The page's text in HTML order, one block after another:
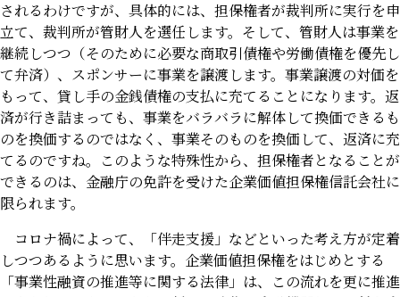
されるわけですが、具体的には、担保権者が裁判所に実行を申
立て、裁判所が管財人を選任します。そして、管財人は事業を
継続しつつ（そのために必要な商取引債権や労働債権を優先し
て弁済）、スポンサーに事業を譲渡します。事業譲渡の対価を
もって、貸し手の金銭債権の支払に充てることになります。返
済が行き詰まっても、事業をバラバラに解体して換価できるも
のを換価するのではなく、事業そのものを換価して、返済に充
てるのですね。このような特殊性から、担保権者となることが
できるのは、金融庁の免許を受けた企業価値担保権信託会社に
限られます。
コロナ禍によって、「伴走支援」などといった考え方が定着
しつつあるように思います。企業価値担保権をはじめとする
「事業性融資の推進等に関する法律」は、この流れを更に推進